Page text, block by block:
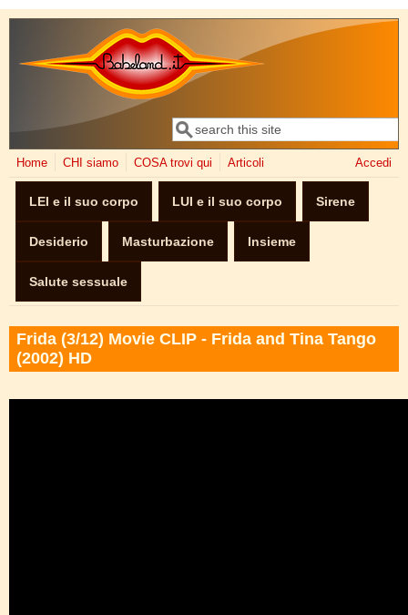
Salta al contenuto principale
Form di ricerca
Cerca
Home CHI siamo COSA trovi qui Articoli Accedi
LEI e il suo corpo LUI e il suo corpo Sirene
Desiderio Masturbazione Insieme
Salute sessuale
Frida (3/12) Movie CLIP - Frida and Tina Tango
(2002) HD